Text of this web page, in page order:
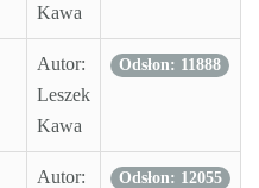
Kawa
Autor:
Leszek
Kawa
Odsłon: 11888
Autor:
Odsłon: 12055